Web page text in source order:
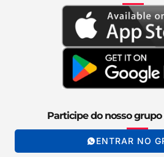
Participe do nosso
ENTRAR NO